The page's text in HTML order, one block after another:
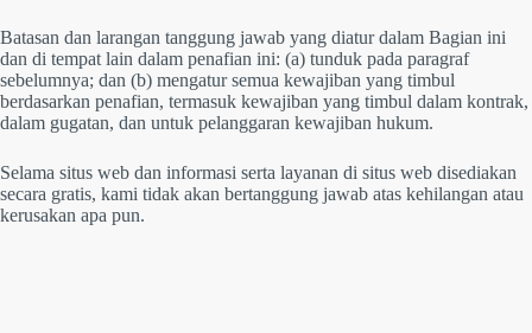
Batasan dan larangan tanggung jawab yang diatur dalam Bagian ini
dan di tempat lain dalam penafian ini: (a) tunduk pada paragraf
sebelumnya; dan (b) mengatur semua kewajiban yang timbul
berdasarkan penafian, termasuk kewajiban yang timbul dalam kontrak,
dalam gugatan, dan untuk pelanggaran kewajiban hukum.
Selama situs web dan informasi serta layanan di situs web disediakan
secara gratis, kami tidak akan bertanggung jawab atas kehilangan atau
kerusakan apa pun.